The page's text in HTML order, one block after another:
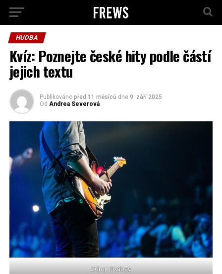
HUDBA
Kvíz: Poznejte české hity podle částí
jejich textu
Publikováno před 11 měsíců dne 9. září 2025
Od Andrea Severová
Zdroj: Pixabay